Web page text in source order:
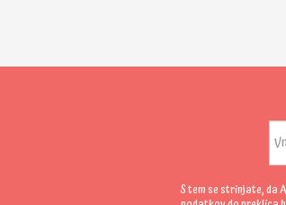
S tem se strinjate, da